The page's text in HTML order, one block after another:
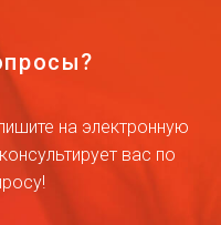
на электронную
вас по